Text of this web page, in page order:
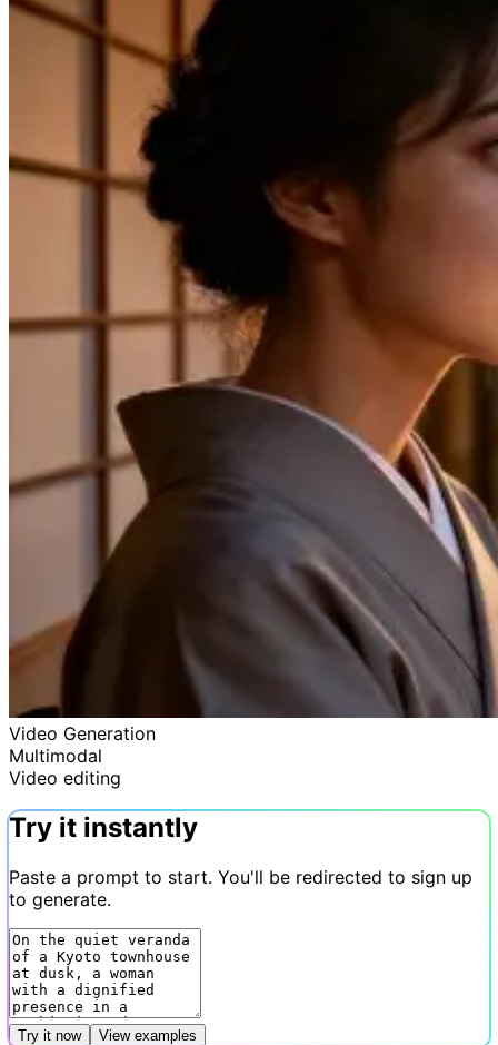
Video Generation
Multimodal
Video editing
Try it instantly
Paste a prompt to start. You'll be redirected to sign up
to generate.
Try it now View examples